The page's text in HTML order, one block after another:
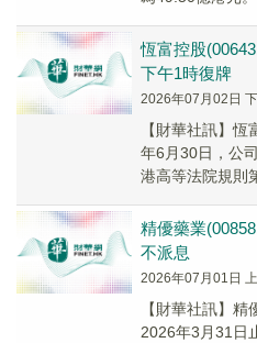
恆富控股
下午1時復牌
2026年07月02日
【財華社訊】
年6月30日，公
港高等法院規則
精優藥業
不派息
2026年07月01日
【財華社訊】
2026年3月31日